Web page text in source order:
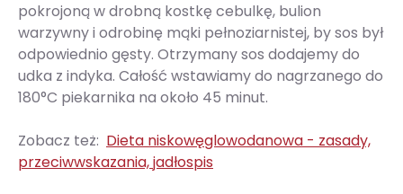
pokrojoną w drobną kostkę cebulkę, bulion
warzywny i odrobinę mąki pełnoziarnistej, by sos był
odpowiednio gęsty. Otrzymany sos dodajemy do
udka z indyka. Całość wstawiamy do nagrzanego do
180°C piekarnika na około 45 minut.
Zobacz też: Dieta niskowęglowodanowa - zasady,
przeciwwskazania, jadłospis